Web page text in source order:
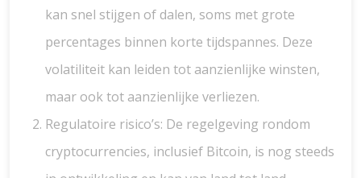
kan snel stijgen of dalen, soms met grote
percentages binnen korte tijdspannes. Deze
volatiliteit kan leiden tot aanzienlijke winsten,
maar ook tot aanzienlijke verliezen.
Regulatoire risico’s: De regelgeving rondom
cryptocurrencies, inclusief Bitcoin, is nog steeds